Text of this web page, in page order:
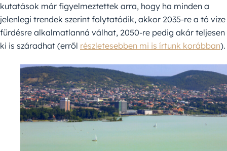
kutatások már figyelmeztettek arra, hogy ha minden a
jelenlegi trendek szerint folytatódik, akkor 2035-re a tó vize
fürdésre alkalmatlanná válhat, 2050-re pedig akár teljesen
ki is száradhat (erről részletesebben mi is írtunk korábban).